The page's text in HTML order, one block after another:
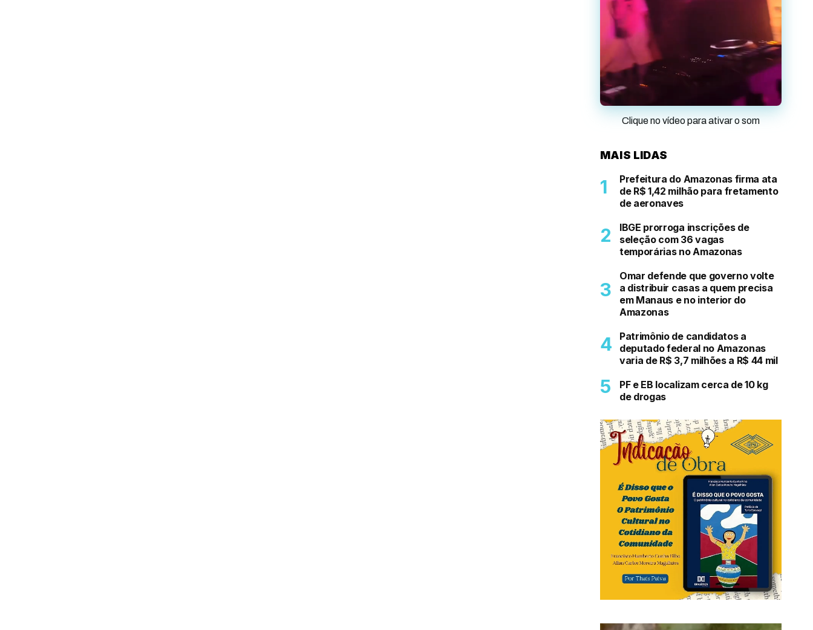
Clique no vídeo para ativar o som
MAIS LIDAS
Prefeitura do Amazonas firma ata
de R$ 1,42 milhão para fretamento
de aeronaves
IBGE prorroga inscrições de
seleção com 36 vagas
temporárias no Amazonas
Omar defende que governo volte
a distribuir casas a quem precisa
em Manaus e no interior do
Amazonas
Patrimônio de candidatos a
deputado federal no Amazonas
varia de R$ 3,7 milhões a R$ 44 mil
PF e EB localizam cerca de 10 kg
de drogas